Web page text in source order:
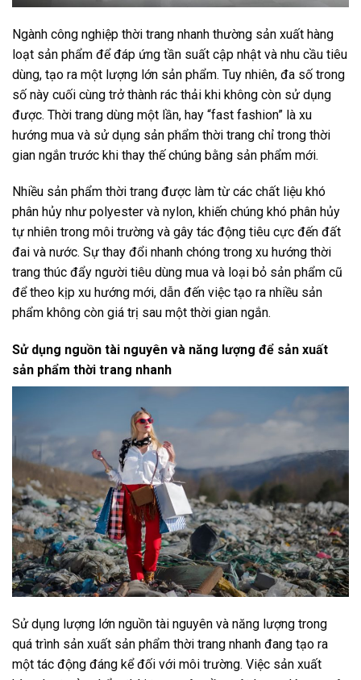
Ngành công nghiệp thời trang nhanh thường sản xuất hàng
loạt sản phẩm để đáp ứng tần suất cập nhật và nhu cầu tiêu
dùng, tạo ra một lượng lớn sản phẩm. Tuy nhiên, đa số trong
số này cuối cùng trở thành rác thải khi không còn sử dụng
được. Thời trang dùng một lần, hay “fast fashion” là xu
hướng mua và sử dụng sản phẩm thời trang chỉ trong thời
gian ngắn trước khi thay thế chúng bằng sản phẩm mới.
Nhiều sản phẩm thời trang được làm từ các chất liệu khó
phân hủy như polyester và nylon, khiến chúng khó phân hủy
tự nhiên trong môi trường và gây tác động tiêu cực đến đất
đai và nước. Sự thay đổi nhanh chóng trong xu hướng thời
trang thúc đẩy người tiêu dùng mua và loại bỏ sản phẩm cũ
để theo kịp xu hướng mới, dẫn đến việc tạo ra nhiều sản
phẩm không còn giá trị sau một thời gian ngắn.
Sử dụng nguồn tài nguyên và năng lượng để sản xuất
sản phẩm thời trang nhanh
Sử dụng lượng lớn nguồn tài nguyên và năng lượng trong
quá trình sản xuất sản phẩm thời trang nhanh đang tạo ra
một tác động đáng kể đối với môi trường. Việc sản xuất